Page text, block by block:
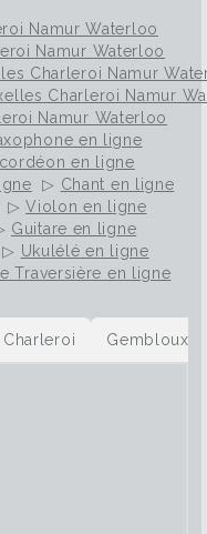
Namur Waterloo
Namur Waterloo
Charleroi Namur
Charleroi Namur
Namur Waterloo
en ligne
en ligne
▷ Chant en ligne
▷Violon en ligne
Guitare en ligne
▷ Ukulélé en ligne
Traversière en ligne
Charleroi Gembloux